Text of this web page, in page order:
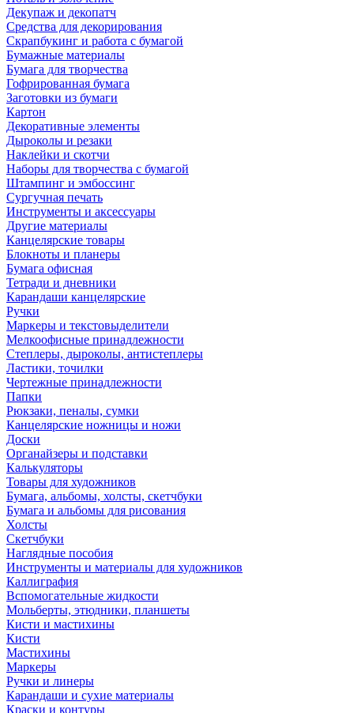
Декупаж и декопатч
Средства для декорирования
Скрапбукинг и работа с бумагой
Бумажные материалы
Бумага для творчества
Гофрированная бумага
Заготовки из бумаги
Картон
Декоративные элементы
Дыроколы и резаки
Наклейки и скотчи
Наборы для творчества с бумагой
Штампинг и эмбоссинг
Сургучная печать
Инструменты и аксессуары
Другие материалы
Канцелярские товары
Блокноты и планеры
Бумага офисная
Тетради и дневники
Карандаши канцелярские
Ручки
Маркеры и текстовыделители
Мелкоофисные принадлежности
Степлеры, дыроколы, антистеплеры
Ластики, точилки
Чертежные принадлежности
Папки
Рюкзаки, пеналы, сумки
Канцелярские ножницы и ножи
Доски
Органайзеры и подставки
Калькуляторы
Товары для художников
Бумага, альбомы, холсты, скетчбуки
Бумага и альбомы для рисования
Холсты
Скетчбуки
Наглядные пособия
Инструменты и материалы для художников
Каллиграфия
Вспомогательные жидкости
Мольберты, этюдники, планшеты
Кисти и мастихины
Кисти
Мастихины
Маркеры
Ручки и линеры
Карандаши и сухие материалы
Краски и контуры